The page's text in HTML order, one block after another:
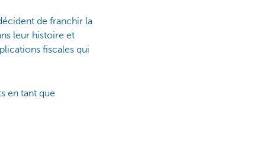
de franchir la
leur histoire et
fiscales qui
en tant que